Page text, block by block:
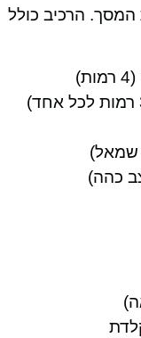
המסך. הרכיב כולל
/ שמאל)
כהה)